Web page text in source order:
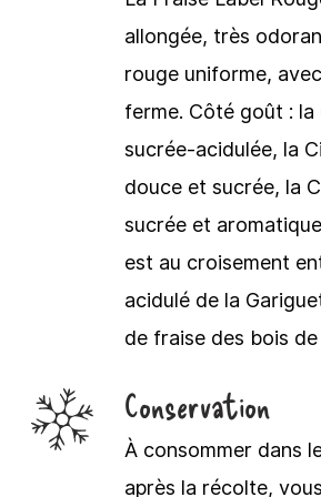
allongée, très
rouge uniforme,
ferme. Côté goût :
sucrée-acidulée, la
douce et sucrée, la
sucrée et
est au croisement
acidulé de la
de fraise des bois
Conservation
À consommer dans
après la récolte,